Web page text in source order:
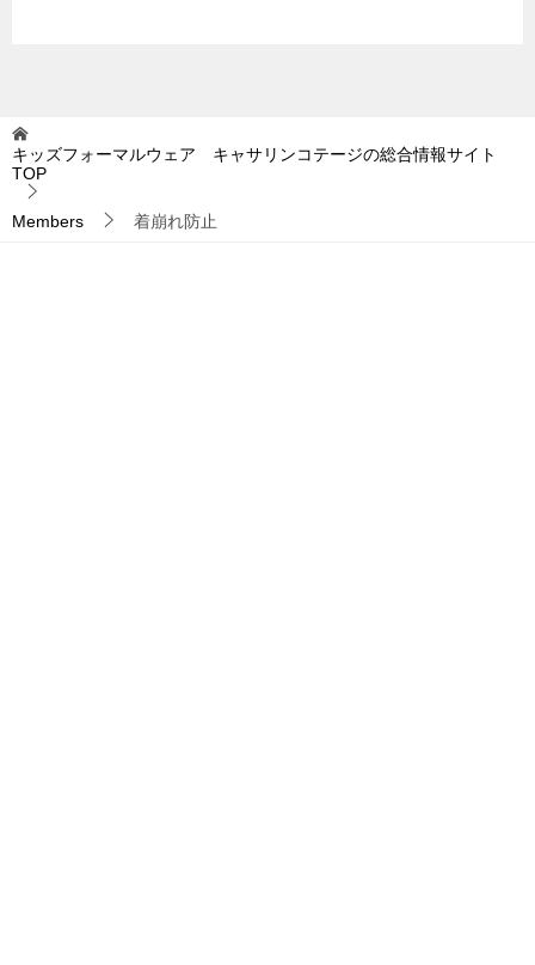
キッズフォーマルウェア キャサリンコテージの総合情報サイト
TOP
Members 着崩れ防止